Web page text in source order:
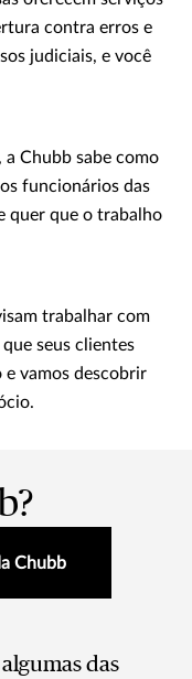
contra erros e
judiciais, e você
a Chubb sabe como
funcionários das
quer que o trabalho
trabalhar com
seus clientes
vamos descobrir
Chubb
das